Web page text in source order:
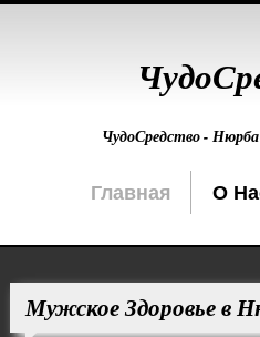
ЧудоСредство -
Главная О
Мужское Здоровье в